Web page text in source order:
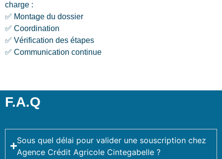
charge :
✅ Montage du dossier
✅ Coordination
✅ Vérification des étapes
✅ Communication continue
F.A.Q
Sous quel délai pour valider une souscription chez
Agence Crédit Agricole Cintegabelle ?